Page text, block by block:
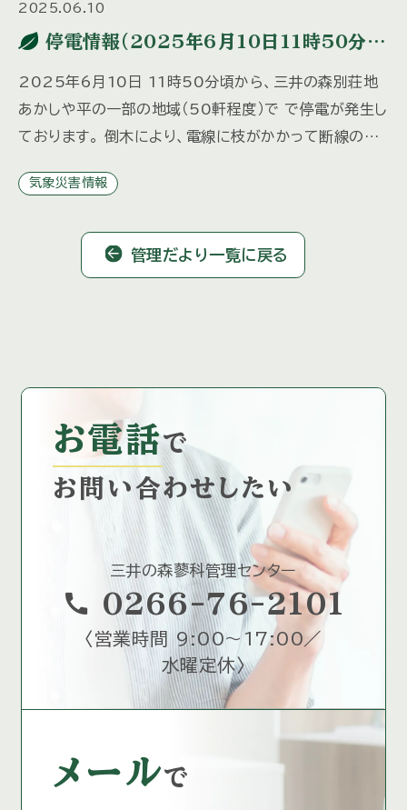
2025.06.10
停電情報（2025年6月10日11時50分発
2025年6月10日 11時50分頃から、三井の森別荘地
あかしや平の一部の地域（50軒程度）で で停電が発生し
ております。 倒木により、電線に枝がかかって断線の恐
業が […]
気象災害情報
管理だより一覧に戻る
お電話で
お問い合わせしたい
三井の森蓼科管理センター
call 0266-76-2101
〈 営業時間 9:00～17:00／
水曜定休〉
メールで